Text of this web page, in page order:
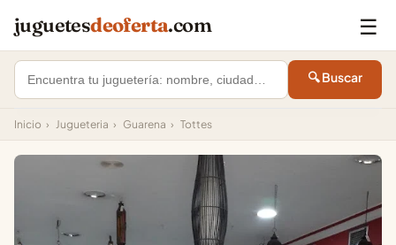
juguetesdeoferta.com ☰
🔍 Buscar
Inicio › Jugueteria › Guarena › Tottes